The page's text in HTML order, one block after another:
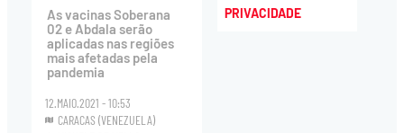
As vacinas Soberana
02 e Abdala serão
aplicadas nas regiões
mais afetadas pela
pandemia
12.MAIO.2021 - 10:53
CARACAS (VENEZUELA)
PRIVACIDADE